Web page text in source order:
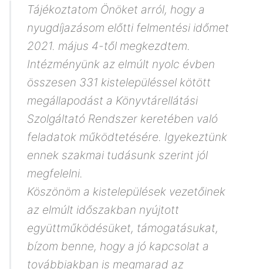
Tájékoztatom Önöket arról, hogy a
nyugdíjazásom előtti felmentési időmet
2021. május 4-től megkezdtem.
Intézményünk az elmúlt nyolc évben
összesen 331 kistelepüléssel kötött
megállapodást a Könyvtárellátási
Szolgáltató Rendszer keretében való
feladatok működtetésére. Igyekeztünk
ennek szakmai tudásunk szerint jól
megfelelni.
Köszönöm a kistelepülések vezetőinek
az elmúlt időszakban nyújtott
együttműködésüket, támogatásukat,
bízom benne, hogy a jó kapcsolat a
továbbiakban is megmarad az